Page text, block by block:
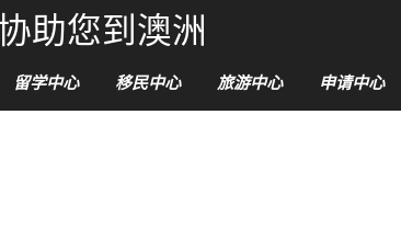
助您到澳洲
留学中心 移民中心 旅游中心 申请中心